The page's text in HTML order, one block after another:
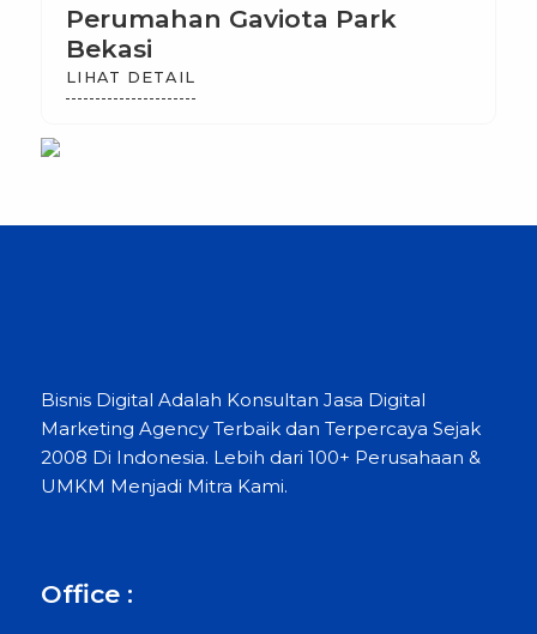
Perumahan Gaviota Park
Bekasi
LIHAT DETAIL
Bisnis Digital Adalah Konsultan Jasa Digital
Marketing Agency Terbaik dan Terpercaya Sejak
2008 Di Indonesia. Lebih dari 100+ Perusahaan &
UMKM Menjadi Mitra Kami.
Office :